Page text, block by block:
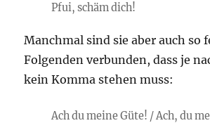
Pfui, schäm dich!
Manchmal sind sie aber auch so
Folgenden verbunden, dass je
kein Komma stehen muss:
Ach du meine Güte! / Ach, du